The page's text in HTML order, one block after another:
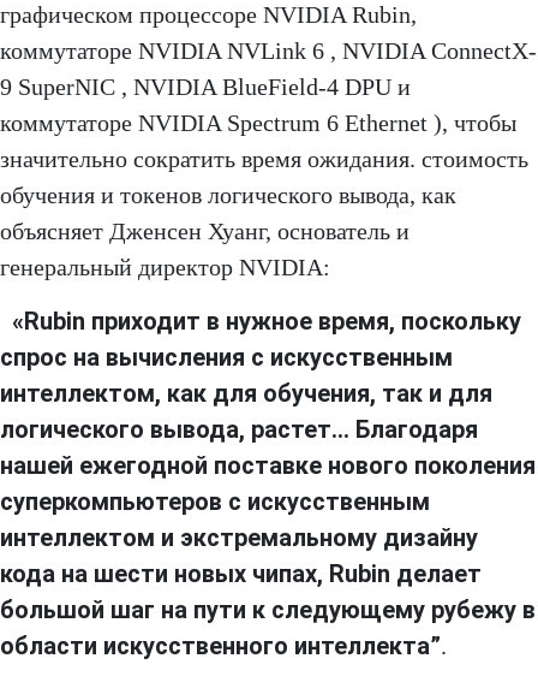
графическом процессоре NVIDIA Rubin,
коммутаторе NVIDIA NVLink 6 , NVIDIA ConnectX-
9 SuperNIC , NVIDIA BlueField-4 DPU и
коммутаторе NVIDIA Spectrum 6 Ethernet ), чтобы
значительно сократить время ожидания. стоимость
обучения и токенов логического вывода, как
объясняет Дженсен Хуанг, основатель и
генеральный директор NVIDIA:
«Rubin приходит в нужное время, поскольку
спрос на вычисления с искусственным
интеллектом, как для обучения, так и для
логического вывода, растет… Благодаря
нашей ежегодной поставке нового поколения
суперкомпьютеров с искусственным
интеллектом и экстремальному дизайну
кода на шести новых чипах, Rubin делает
большой шаг на пути к следующему рубежу в
области искусственного интеллекта”.